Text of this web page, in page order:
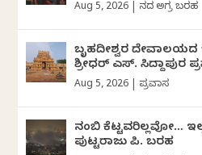
Aug 5, 2026 ದಿನದ ಅಗ್ರ ಬರಹ
ಬೃಹದೀಶ್ವರ
ಶ್ರೀಧರ್‌ ಎಸ್.‌ ಸಿದ್ದಾಪುರ
Aug 5, 2026 ಪ್ರವಾಸ
ನಂಬಿ ಕೆಟ್ಟವರಿಲ್ಲವೋ…
ಪುಟ್ಟರಾಜು ಪಿ. ಬರಹ